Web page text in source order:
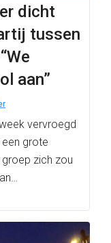
dicht
tussen
aan”
vervroegd
grote
zich zou